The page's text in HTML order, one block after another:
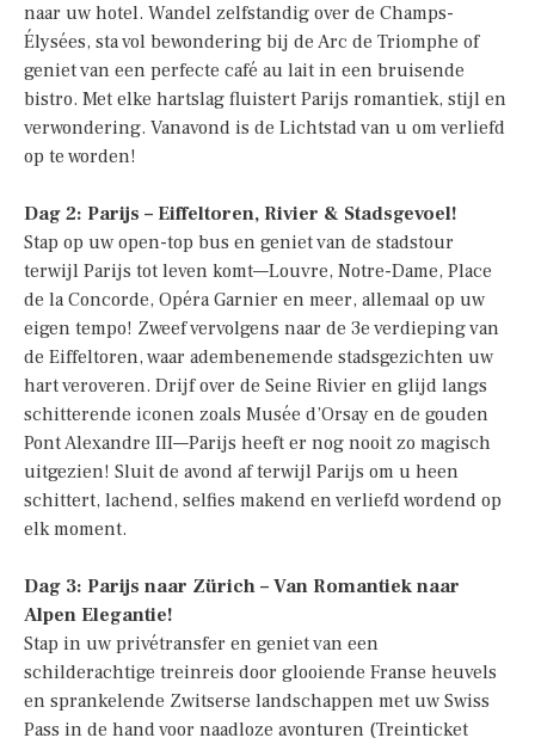
naar uw hotel. Wandel zelfstandig over de Champs-
Élysées, sta vol bewondering bij de Arc de Triomphe of
geniet van een perfecte café au lait in een bruisende
bistro. Met elke hartslag fluistert Parijs romantiek, stijl en
verwondering. Vanavond is de Lichtstad van u om verliefd
op te worden!
Dag 2: Parijs – Eiffeltoren, Rivier & Stadsgevoel!
Stap op uw open-top bus en geniet van de stadstour
terwijl Parijs tot leven komt—Louvre, Notre-Dame, Place
de la Concorde, Opéra Garnier en meer, allemaal op uw
eigen tempo! Zweef vervolgens naar de 3e verdieping van
de Eiffeltoren, waar adembenemende stadsgezichten uw
hart veroveren. Drijf over de Seine Rivier en glijd langs
schitterende iconen zoals Musée d’Orsay en de gouden
Pont Alexandre III—Parijs heeft er nog nooit zo magisch
uitgezien! Sluit de avond af terwijl Parijs om u heen
schittert, lachend, selfies makend en verliefd wordend op
elk moment.
Dag 3: Parijs naar Zürich – Van Romantiek naar
Alpen Elegantie!
Stap in uw privétransfer en geniet van een
schilderachtige treinreis door glooiende Franse heuvels
en sprankelende Zwitserse landschappen met uw Swiss
Pass in de hand voor naadloze avonturen (Treinticket